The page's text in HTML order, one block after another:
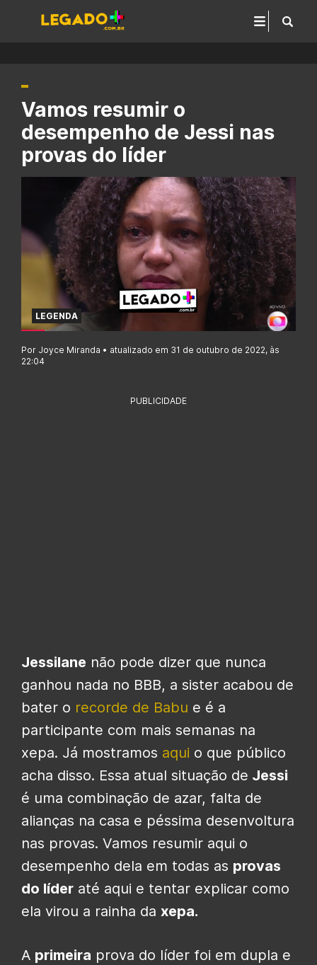
Vamos resumir o
desempenho de Jessi nas
provas do líder
LEGENDA
Por Joyce Miranda • atualizado em 31 de outubro de 2022, às
22:04
PUBLICIDADE
Jessilane não pode dizer que nunca
ganhou nada no BBB, a sister acabou de
bater o recorde de Babu e é a
participante com mais semanas na
xepa. Já mostramos aqui o que público
acha disso. Essa atual situação de Jessi
é uma combinação de azar, falta de
alianças na casa e péssima desenvoltura
nas provas. Vamos resumir aqui o
desempenho dela em todas as provas
do líder até aqui e tentar explicar como
ela virou a rainha da xepa.
A primeira prova do líder foi em dupla e